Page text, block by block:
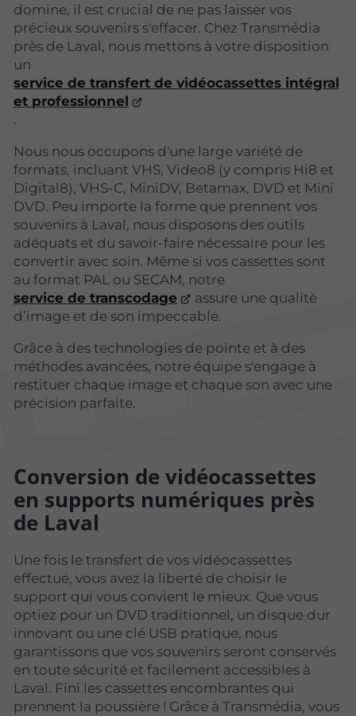
domine, il est crucial de ne pas laisser vos
précieux souvenirs s'effacer. Chez Transmédia
près de Laval, nous mettons à votre disposition
un
service de transfert de vidéocassettes intégral
et professionnel
.
Nous nous occupons d'une large variété de
formats, incluant VHS, Video8 (y compris Hi8 et
Digital8), VHS-C, MiniDV, Betamax, DVD et Mini
DVD. Peu importe la forme que prennent vos
souvenirs à Laval, nous disposons des outils
adéquats et du savoir-faire nécessaire pour les
convertir avec soin. Même si vos cassettes sont
au format PAL ou SECAM, notre
service de transcodage
assure une qualité
d’image et de son impeccable.
Grâce à des technologies de pointe et à des
méthodes avancées, notre équipe s'engage à
restituer chaque image et chaque son avec une
précision parfaite.
Conversion de vidéocassettes
en supports numériques près
de Laval
Une fois le transfert de vos vidéocassettes
effectué, vous avez la liberté de choisir le
support qui vous convient le mieux. Que vous
optiez pour un DVD traditionnel, un disque dur
innovant ou une clé USB pratique, nous
garantissons que vos souvenirs seront conservés
en toute sécurité et facilement accessibles à
Laval. Fini les cassettes encombrantes qui
prennent la poussière ! Grâce à Transmédia, vous